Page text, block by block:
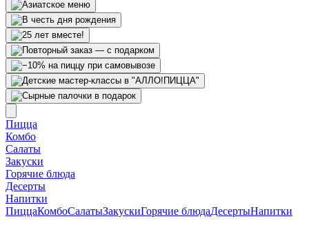
Пицца
Комбо
Салаты
Закуски
Горячие блюда
Десерты
Напитки
ПиццаКомбоСалатыЗакускиГорячие блюдаДесертыНапитки